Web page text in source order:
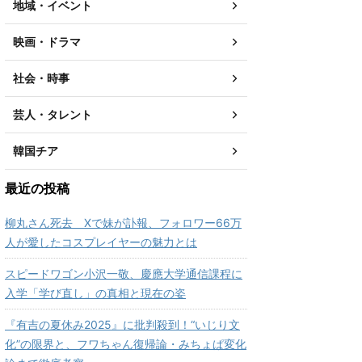
地域・イベント
映画・ドラマ
社会・時事
芸人・タレント
韓国チア
最近の投稿
柳丸さん死去 Xで妹が訃報、フォロワー66万
人が愛したコスプレイヤーの魅力とは
スピードワゴン小沢一敬、慶應大学通信課程に
入学「学び直し」の真相と現在の姿
『有吉の夏休み2025』に批判殺到！“いじり文
化”の限界と、フワちゃん復帰論・みちょぱ変化